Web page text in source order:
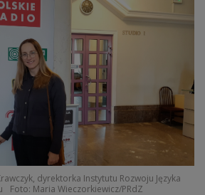
dyrektorka Instytutu Rozwoju Języka
Foto: Maria Wieczorkiewicz/PRdZ